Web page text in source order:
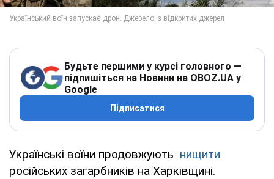
Будьте першими у курсі головного —
підпишіться на Новини на OBOZ.UA у
Google
Підписатися
Українські воїни продовжують нищити
російських загарбників на Харківщині.